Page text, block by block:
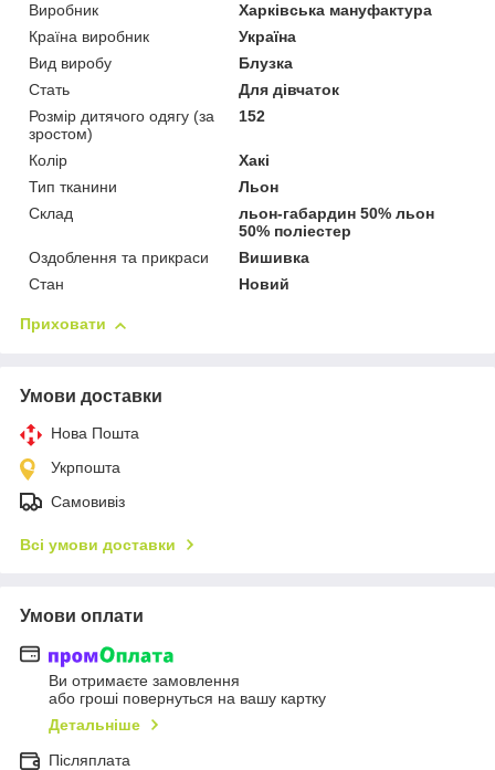
Виробник
Харківська мануфактура
Країна виробник
Україна
Вид виробу
Блузка
Стать
Для дівчаток
Розмір дитячого одягу (за
зростом)
152
Колір
Хакі
Тип тканини
Льон
Склад
льон-габардин 50% льон
50% поліестер
Оздоблення та прикраси
Вишивка
Стан
Новий
Приховати
Умови доставки
Нова Пошта
Укрпошта
Самовивіз
Всі умови доставки
Умови оплати
Ви отримаєте замовлення
або гроші повернуться на вашу картку
Детальніше
Післяплата